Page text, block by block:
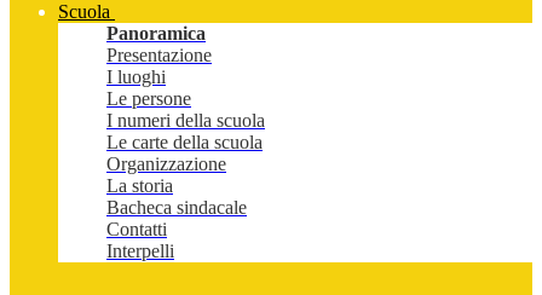
Scuola
Panoramica
Presentazione
I luoghi
Le persone
I numeri della scuola
Le carte della scuola
Organizzazione
La storia
Bacheca sindacale
Contatti
Interpelli